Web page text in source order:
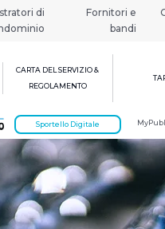
di
Fornitori e
bandi
CARTA DEL SERVIZIO &
REGOLAMENTO
Sportello Digitale